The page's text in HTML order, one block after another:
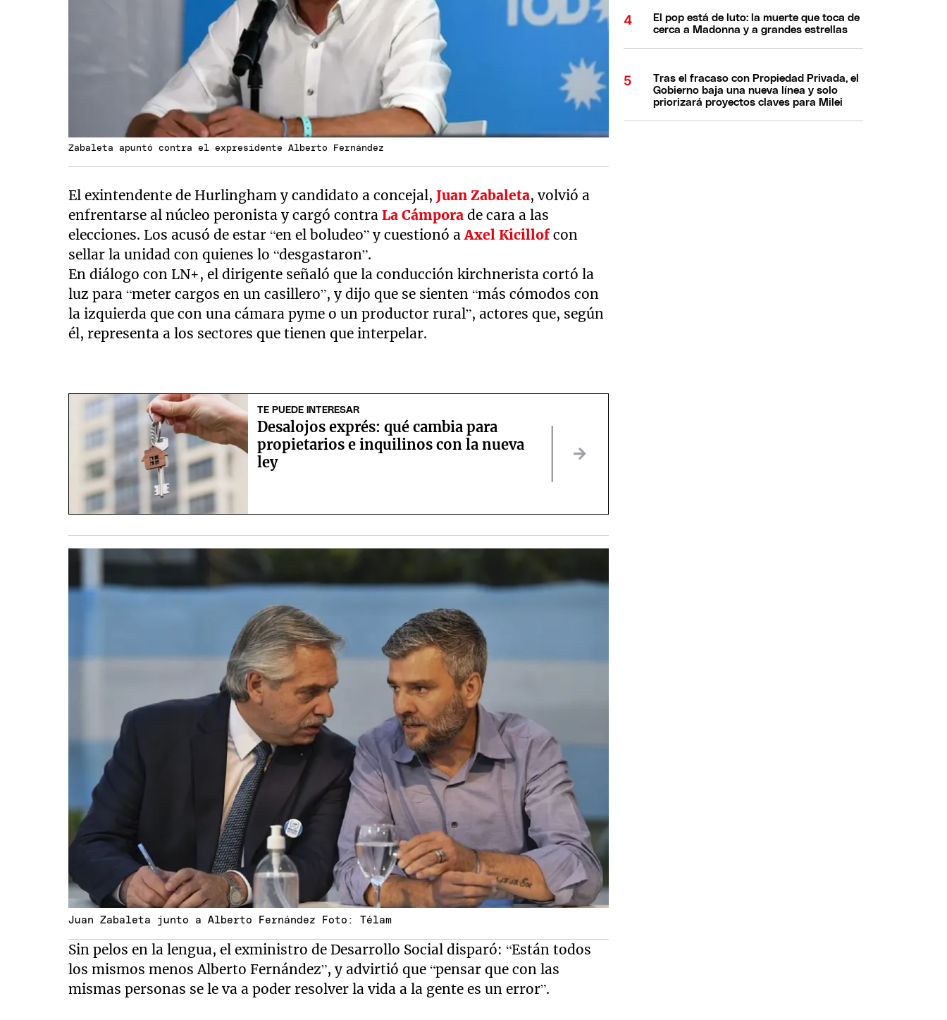
Zabaleta apuntó contra el expresidente Alberto Fernández
El exintendente de Hurlingham y candidato a concejal, Juan Zabaleta, volvió a
enfrentarse al núcleo peronista y cargó contraLa Cámpora de cara a las
elecciones. Los acusó de estar “en el boludeo” y cuestionó aAxel Kicillofcon
sellar la unidad con quienes lo “desgastaron”.
En diálogo con LN+, el dirigente señaló que la conducción kirchnerista cortó la
luz para “meter cargos en un casillero”, y dijo que se sienten “más cómodos con
la izquierda que con una cámara pyme o un productor rural”, actores que, según
él, representa a los sectores que tienen que interpelar.
TE PUEDE INTERESAR
Desalojos exprés: qué cambia para
propietarios e inquilinos con la nueva
ley
Juan Zabaleta junto a Alberto Fernández Foto: Télam
Sin pelos en la lengua, el exministro de Desarrollo Social disparó: “Están todos
los mismos menos Alberto Fernández”, y advirtió que “pensar que con las
mismas personas se le va a poder resolver la vida a la gente es un error”.
El pop está de luto: la muerte que toca de
cerca a Madonna y a grandes estrellas
Tras el fracaso con Propiedad Privada, el
Gobierno baja una nueva línea y solo
priorizará proyectos claves para Milei